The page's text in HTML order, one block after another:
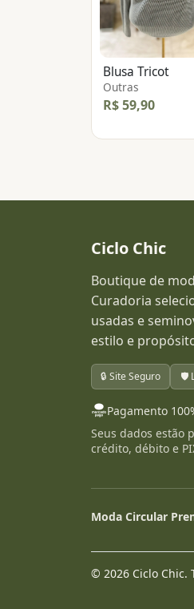
Blusa Tricot
Outras
R$ 59,90
Ciclo Chic
Boutique de
Curadoria
usadas e
estilo e
🔒 Site Seguro 🛡️
Pagamento
Seus dados estão
crédito, débito e
Moda Circular
© 2026 Ciclo Chic.